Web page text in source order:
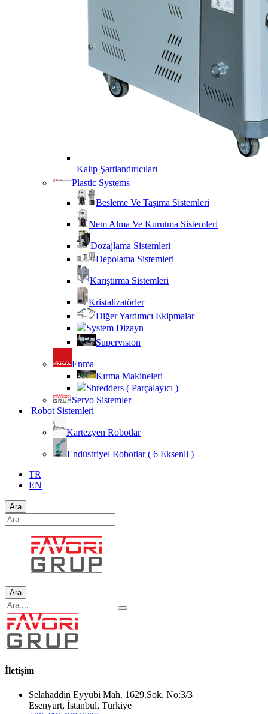
Kalıp Şartlandırıcıları
Plastic Systems
Besleme Ve Taşıma Sistemleri
Nem Alma Ve Kurutma Sistemleri
Dozajlama Sistemleri
Depolama Sistemleri
Karıştırma Sistemleri
Kristalizatörler
Diğer Yardımcı Ekipmalar
System Dizayn
Supervısıon
Enma
Kırma Makineleri
Shredders ( Parçalayıcı )
Servo Sistemler
Robot Sistemleri
Kartezyen Robotlar
Endüstriyel Robotlar ( 6 Eksenli )
TR
EN
Ara
Ara
İletişim
Selahaddin Eyyubi Mah. 1629.Sok. No:3/3
Esenyurt, İstanbul, Türkiye